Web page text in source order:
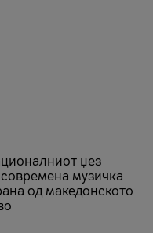
џез
музичка
од македонското